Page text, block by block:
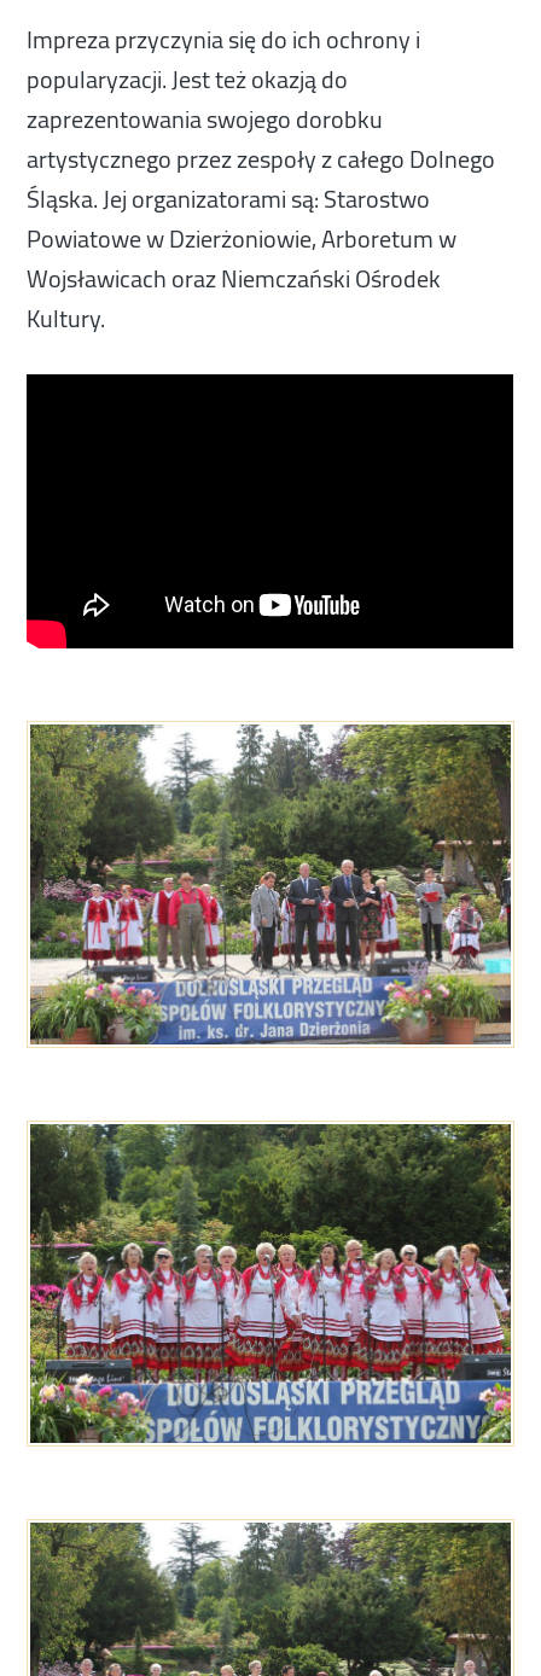
Impreza przyczynia się do ich ochrony i
popularyzacji. Jest też okazją do
zaprezentowania swojego dorobku
artystycznego przez zespoły z całego Dolnego
Śląska. Jej organizatorami są: Starostwo
Powiatowe w Dzierżoniowie, Arboretum w
Wojsławicach oraz Niemczański Ośrodek
Kultury.